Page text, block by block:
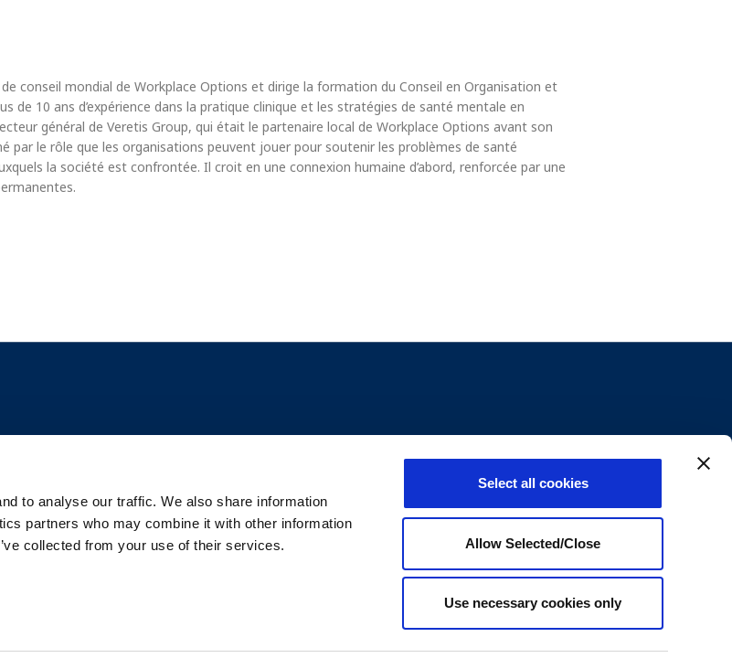
to analyse our traffic. We also share information
partners who may combine it with other information
collected from your use of their services.
Select all cookies
Allow Selected/Close
Use necessary cookies only
conseil mondial de Workplace Options et dirige la formation du Conseil en Organisation et
de 10 ans d’expérience dans la pratique clinique et les stratégies de santé mentale en
général de Veretis Group, qui était le partenaire local de Workplace Options avant son
par le rôle que les organisations peuvent jouer pour soutenir les problèmes de santé
la société est confrontée. Il croit en une connexion humaine d’abord, renforcée par une
de nous Nos solutions
Nos études de
À propos de Workplace Options
+1800.699.8011
Envoyez-nous un e-mail
Tour Nova – 71 Boulevard National, 92 250, La
Garenne Colombes, Paris, France.